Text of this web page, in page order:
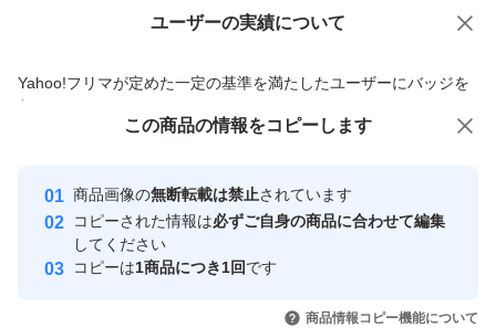
ユーザーの実績について
Yahoo!フリマが定めた一定の基準を満たしたユーザーにバッジを
付与しています
安心取引出品者
心・安全なユーザーです
取引実績
引を完了させた実績があります
価格の相談 商品への質問
この商品の情報をコピーします
商品画像の無断転載は禁止されています
コピーされた情報は必ずご自身の商品に合わせて編集
してください
コピーは1商品につき1回です
商品情報コピー機能について
他のブランドから探す
BIOHEAL BOHSK-II POLA DECORTE SHISEIDO